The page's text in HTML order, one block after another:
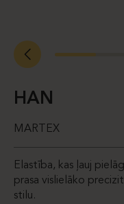
HAN
MARTEX
Elastība, kas ļauj
prasa vislielāko
stilu.